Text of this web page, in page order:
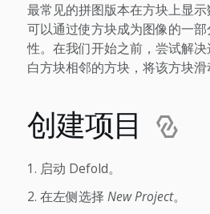
最常见的拼图版本在方块上显
可以通过使方块成为图像的一
性。在我们开始之前，尝试解
白方块相邻的方块，将该方块滑
创建项目
启动 Defold。
在左侧选择 New Project。